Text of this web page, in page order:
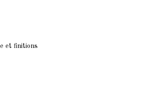
et finitions